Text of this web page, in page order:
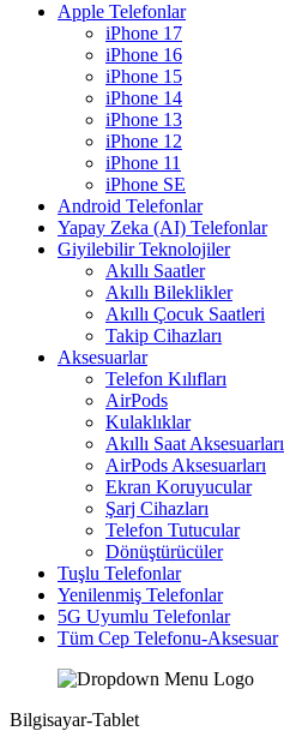
Apple Telefonlar
iPhone 17
iPhone 16
iPhone 15
iPhone 14
iPhone 13
iPhone 12
iPhone 11
iPhone SE
Android Telefonlar
Yapay Zeka (AI) Telefonlar
Giyilebilir Teknolojiler
Akıllı Saatler
Akıllı Bileklikler
Akıllı Çocuk Saatleri
Takip Cihazları
Aksesuarlar
Telefon Kılıfları
AirPods
Kulaklıklar
Akıllı Saat Aksesuarları
AirPods Aksesuarları
Ekran Koruyucular
Şarj Cihazları
Telefon Tutucular
Dönüştürücüler
Tuşlu Telefonlar
Yenilenmiş Telefonlar
5G Uyumlu Telefonlar
Tüm Cep Telefonu-Aksesuar
Bilgisayar-Tablet